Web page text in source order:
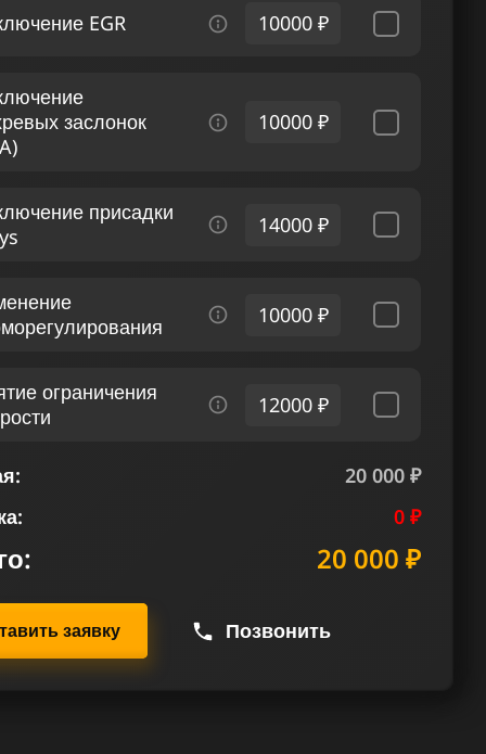
EGR 10000 ₽
заслонок
10000 ₽
присадки
14000 ₽
10000 ₽
ограничения
12000 ₽
20 000 ₽
0 ₽
20 000 ₽
заявку Позвонить